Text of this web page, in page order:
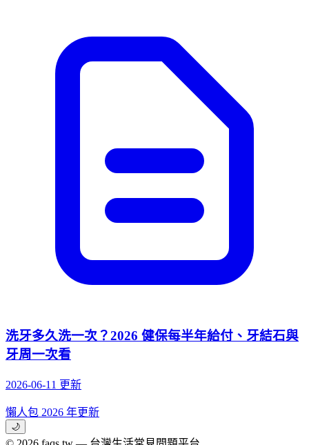
洗牙多久洗一次？2026 健保每半年給付、牙結石與
牙周一次看
2026-06-11 更新
懶人包 2026 年更新
🌙